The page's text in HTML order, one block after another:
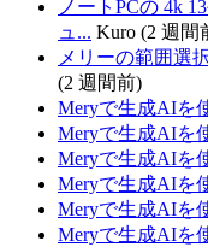
ノートPCの 4k
ュ... Kuro (2 週間
メリーの範囲選
(2 週間前)
Meryで生成AIを
Meryで生成AIを
Meryで生成AIを
Meryで生成AIを
Meryで生成AIを
Meryで生成AIを